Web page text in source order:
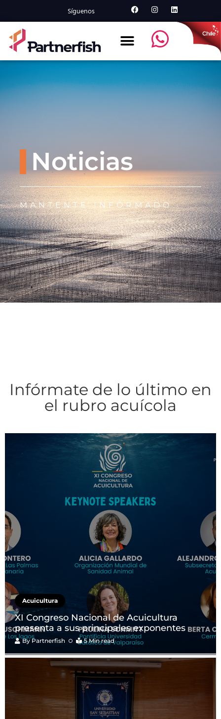
Síguenos
Noticias
MANTENTE INFORMADO
Infórmate de lo último en
el rubro acuícola
Acuicultura
XI Congreso Nacional de Acuicultura
presenta a sus principales exponentes
ByPartnerfish 5 Min read